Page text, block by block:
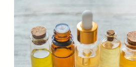
rzadko mają atrakcyjny
Saszetki zapachowe do
pozwalają łatwo i
naszą garderobę.